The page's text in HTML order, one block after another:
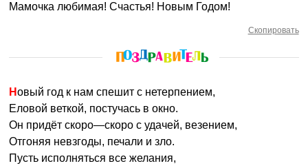
Мамочка любимая! Счастья! Новым Годом!
Скопировать
Новый год к нам спешит с нетерпением,
Еловой веткой, постучась в окно.
Он придёт скоро—скоро с удачей, везением,
Отгоняя невзгоды, печали и зло.
Пусть исполняться все желания,